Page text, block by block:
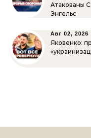
Атакованы
Энгельс
Авг 02, 2026
Яковенко: